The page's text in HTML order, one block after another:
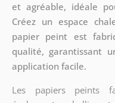
et agréable, idéale
Créez un espace
papier peint est
qualité, garantissant
application facile.
Les papiers peints